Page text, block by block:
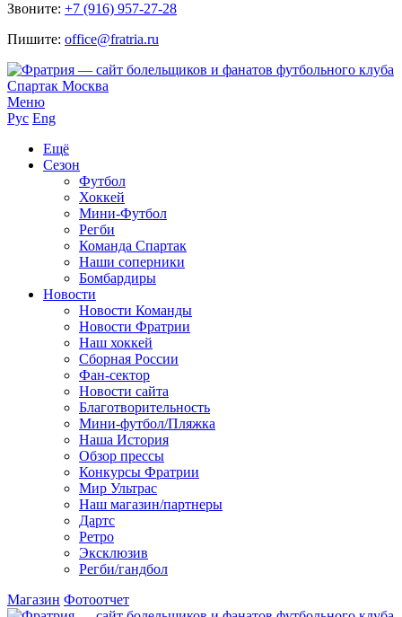
Звоните: +7 (916) 957-27-28
Пишите: office@fratria.ru
Меню
Рус Eng
Ещё
Сезон
Футбол
Хоккей
Мини-Футбол
Регби
Команда Спартак
Наши соперники
Бомбардиры
Новости
Новости Команды
Новости Фратрии
Наш хоккей
Сборная России
Фан-cектор
Новости сайта
Благотворительность
Мини-футбол/Пляжка
Наша История
Обзор прессы
Конкурсы Фратрии
Мир Ультрас
Наш магазин/партнеры
Дартс
Ретро
Эксклюзив
Регби/гандбол
Магазин Фотоотчет